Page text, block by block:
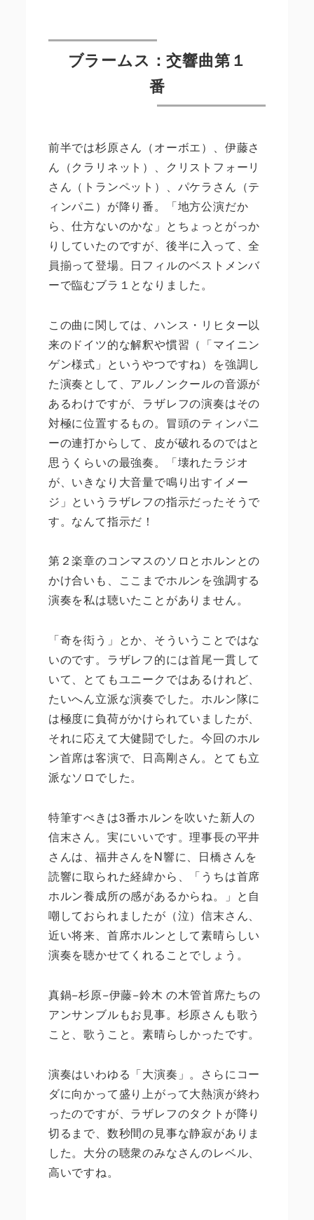
ブラームス：交響曲第１
番
前半では杉原さん（オーボエ）、伊藤さ
ん（クラリネット）、クリストフォーリ
さん（トランペット）、パケラさん（テ
ィンパニ）が降り番。「地方公演だか
ら、仕方ないのかな」とちょっとがっか
りしていたのですが、後半に入って、全
員揃って登場。日フィルのベストメンバ
ーで臨むブラ１となりました。
この曲に関しては、ハンス・リヒター以
来のドイツ的な解釈や慣習（「マイニン
ゲン様式」というやつですね）を強調し
た演奏として、アルノンクールの音源が
あるわけですが、ラザレフの演奏はその
対極に位置するもの。冒頭のティンパニ
ーの連打からして、皮が破れるのではと
思うくらいの最強奏。「壊れたラジオ
が、いきなり大音量で鳴り出すイメー
ジ」というラザレフの指示だったそうで
す。なんて指示だ！
第２楽章のコンマスのソロとホルンとの
かけ合いも、ここまでホルンを強調する
演奏を私は聴いたことがありません。
「奇を衒う」とか、そういうことではな
いのです。ラザレフ的には首尾一貫して
いて、とてもユニークではあるけれど、
たいへん立派な演奏でした。ホルン隊に
は極度に負荷がかけられていましたが、
それに応えて大健闘でした。今回のホル
ン首席は客演で、日高剛さん。とても立
派なソロでした。
特筆すべきは3番ホルンを吹いた新人の
信末さん。実にいいです。理事長の平井
さんは、福井さんをN響に、日橋さんを
読響に取られた経緯から、「うちは首席
ホルン養成所の感があるからね。」と自
嘲しておられましたが（泣）信末さん、
近い将来、首席ホルンとして素晴らしい
演奏を聴かせてくれることでしょう。
真鍋−杉原−伊藤−鈴木 の木管首席たちの
アンサンブルもお見事。杉原さんも歌う
こと、歌うこと。素晴らしかったです。
演奏はいわゆる「大演奏」。さらにコー
ダに向かって盛り上がって大熱演が終わ
ったのですが、ラザレフのタクトが降り
切るまで、数秒間の見事な静寂がありま
した。大分の聴衆のみなさんのレベル、
高いですね。